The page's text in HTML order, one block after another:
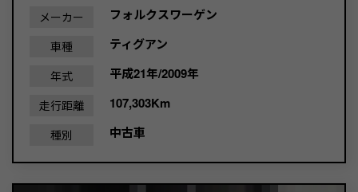
メーカー フォルクスワーゲン
車種 ティグアン
年式 平成21年/2009年
走行距離 107,303Km
種別 中古車